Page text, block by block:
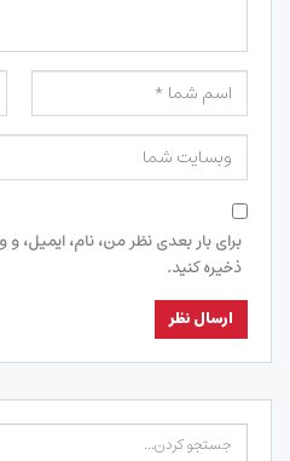
برای بار بعدی نظر من، نام، ایمیل،
ذخیره کنید.